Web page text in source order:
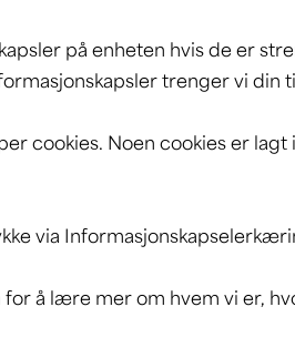
på enheten hvis de er
trenger vi din
cookies. Noen cookies er
via
å lære mer om hvem vi er,